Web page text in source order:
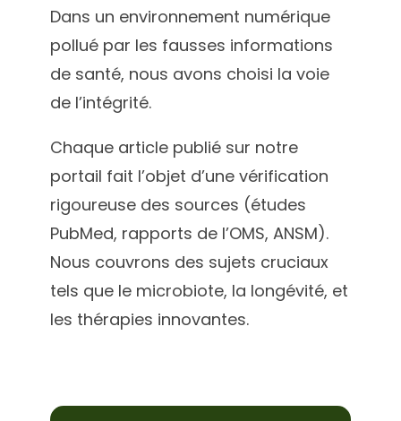
Dans un environnement numérique
pollué par les fausses informations
de santé, nous avons choisi la voie
de l’intégrité.
Chaque article publié sur notre
portail fait l’objet d’une vérification
rigoureuse des sources (études
PubMed, rapports de l’OMS, ANSM).
Nous couvrons des sujets cruciaux
tels que le microbiote, la longévité, et
les thérapies innovantes.